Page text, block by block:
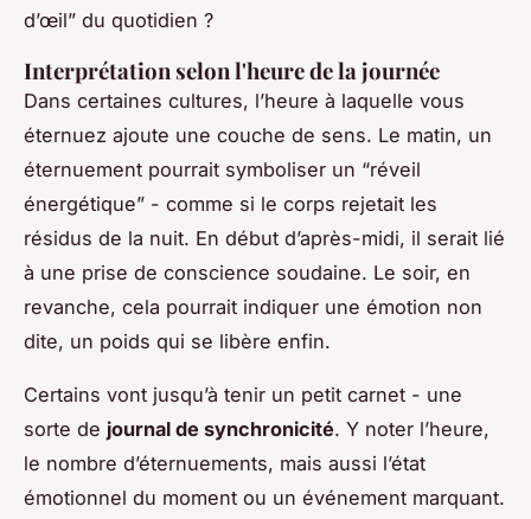
d’œil” du quotidien ?
Interprétation selon l'heure de la journée
Dans certaines cultures, l’heure à laquelle vous
éternuez ajoute une couche de sens. Le matin, un
éternuement pourrait symboliser un “réveil
énergétique” - comme si le corps rejetait les
résidus de la nuit. En début d’après-midi, il serait lié
à une prise de conscience soudaine. Le soir, en
revanche, cela pourrait indiquer une émotion non
dite, un poids qui se libère enfin.
Certains vont jusqu’à tenir un petit carnet - une
sorte de journal de synchronicité. Y noter l’heure,
le nombre d’éternuements, mais aussi l’état
émotionnel du moment ou un événement marquant.